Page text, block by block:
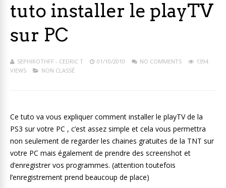
tuto installer le playTV
sur PC
SEPHIROTHFF - CEDRIC T 01/10/2010 NO COMMENTS
1394
VIEWS
NON CLASSÉ
Ce tuto va vous expliquer comment installer le playTV de la
PS3 sur votre PC , c’est assez simple et cela vous permettra
non seulement de regarder les chaines gratuites de la TNT sur
votre PC mais également de prendre des screenshot et
d’enregistrer vos programmes. (attention toutefois
l’enregistrement prend beaucoup de place)